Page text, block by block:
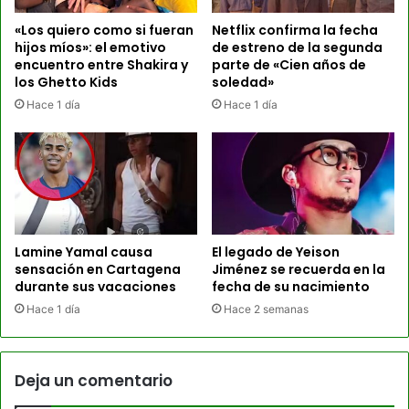
«Los quiero como si fueran
hijos míos»: el emotivo
encuentro entre Shakira y
los Ghetto Kids
Hace 1 día
Netflix confirma la fecha
de estreno de la segunda
parte de «Cien años de
soledad»
Hace 1 día
Lamine Yamal causa
sensación en Cartagena
durante sus vacaciones
Hace 1 día
El legado de Yeison
Jiménez se recuerda en la
fecha de su nacimiento
Hace 2 semanas
Deja un comentario